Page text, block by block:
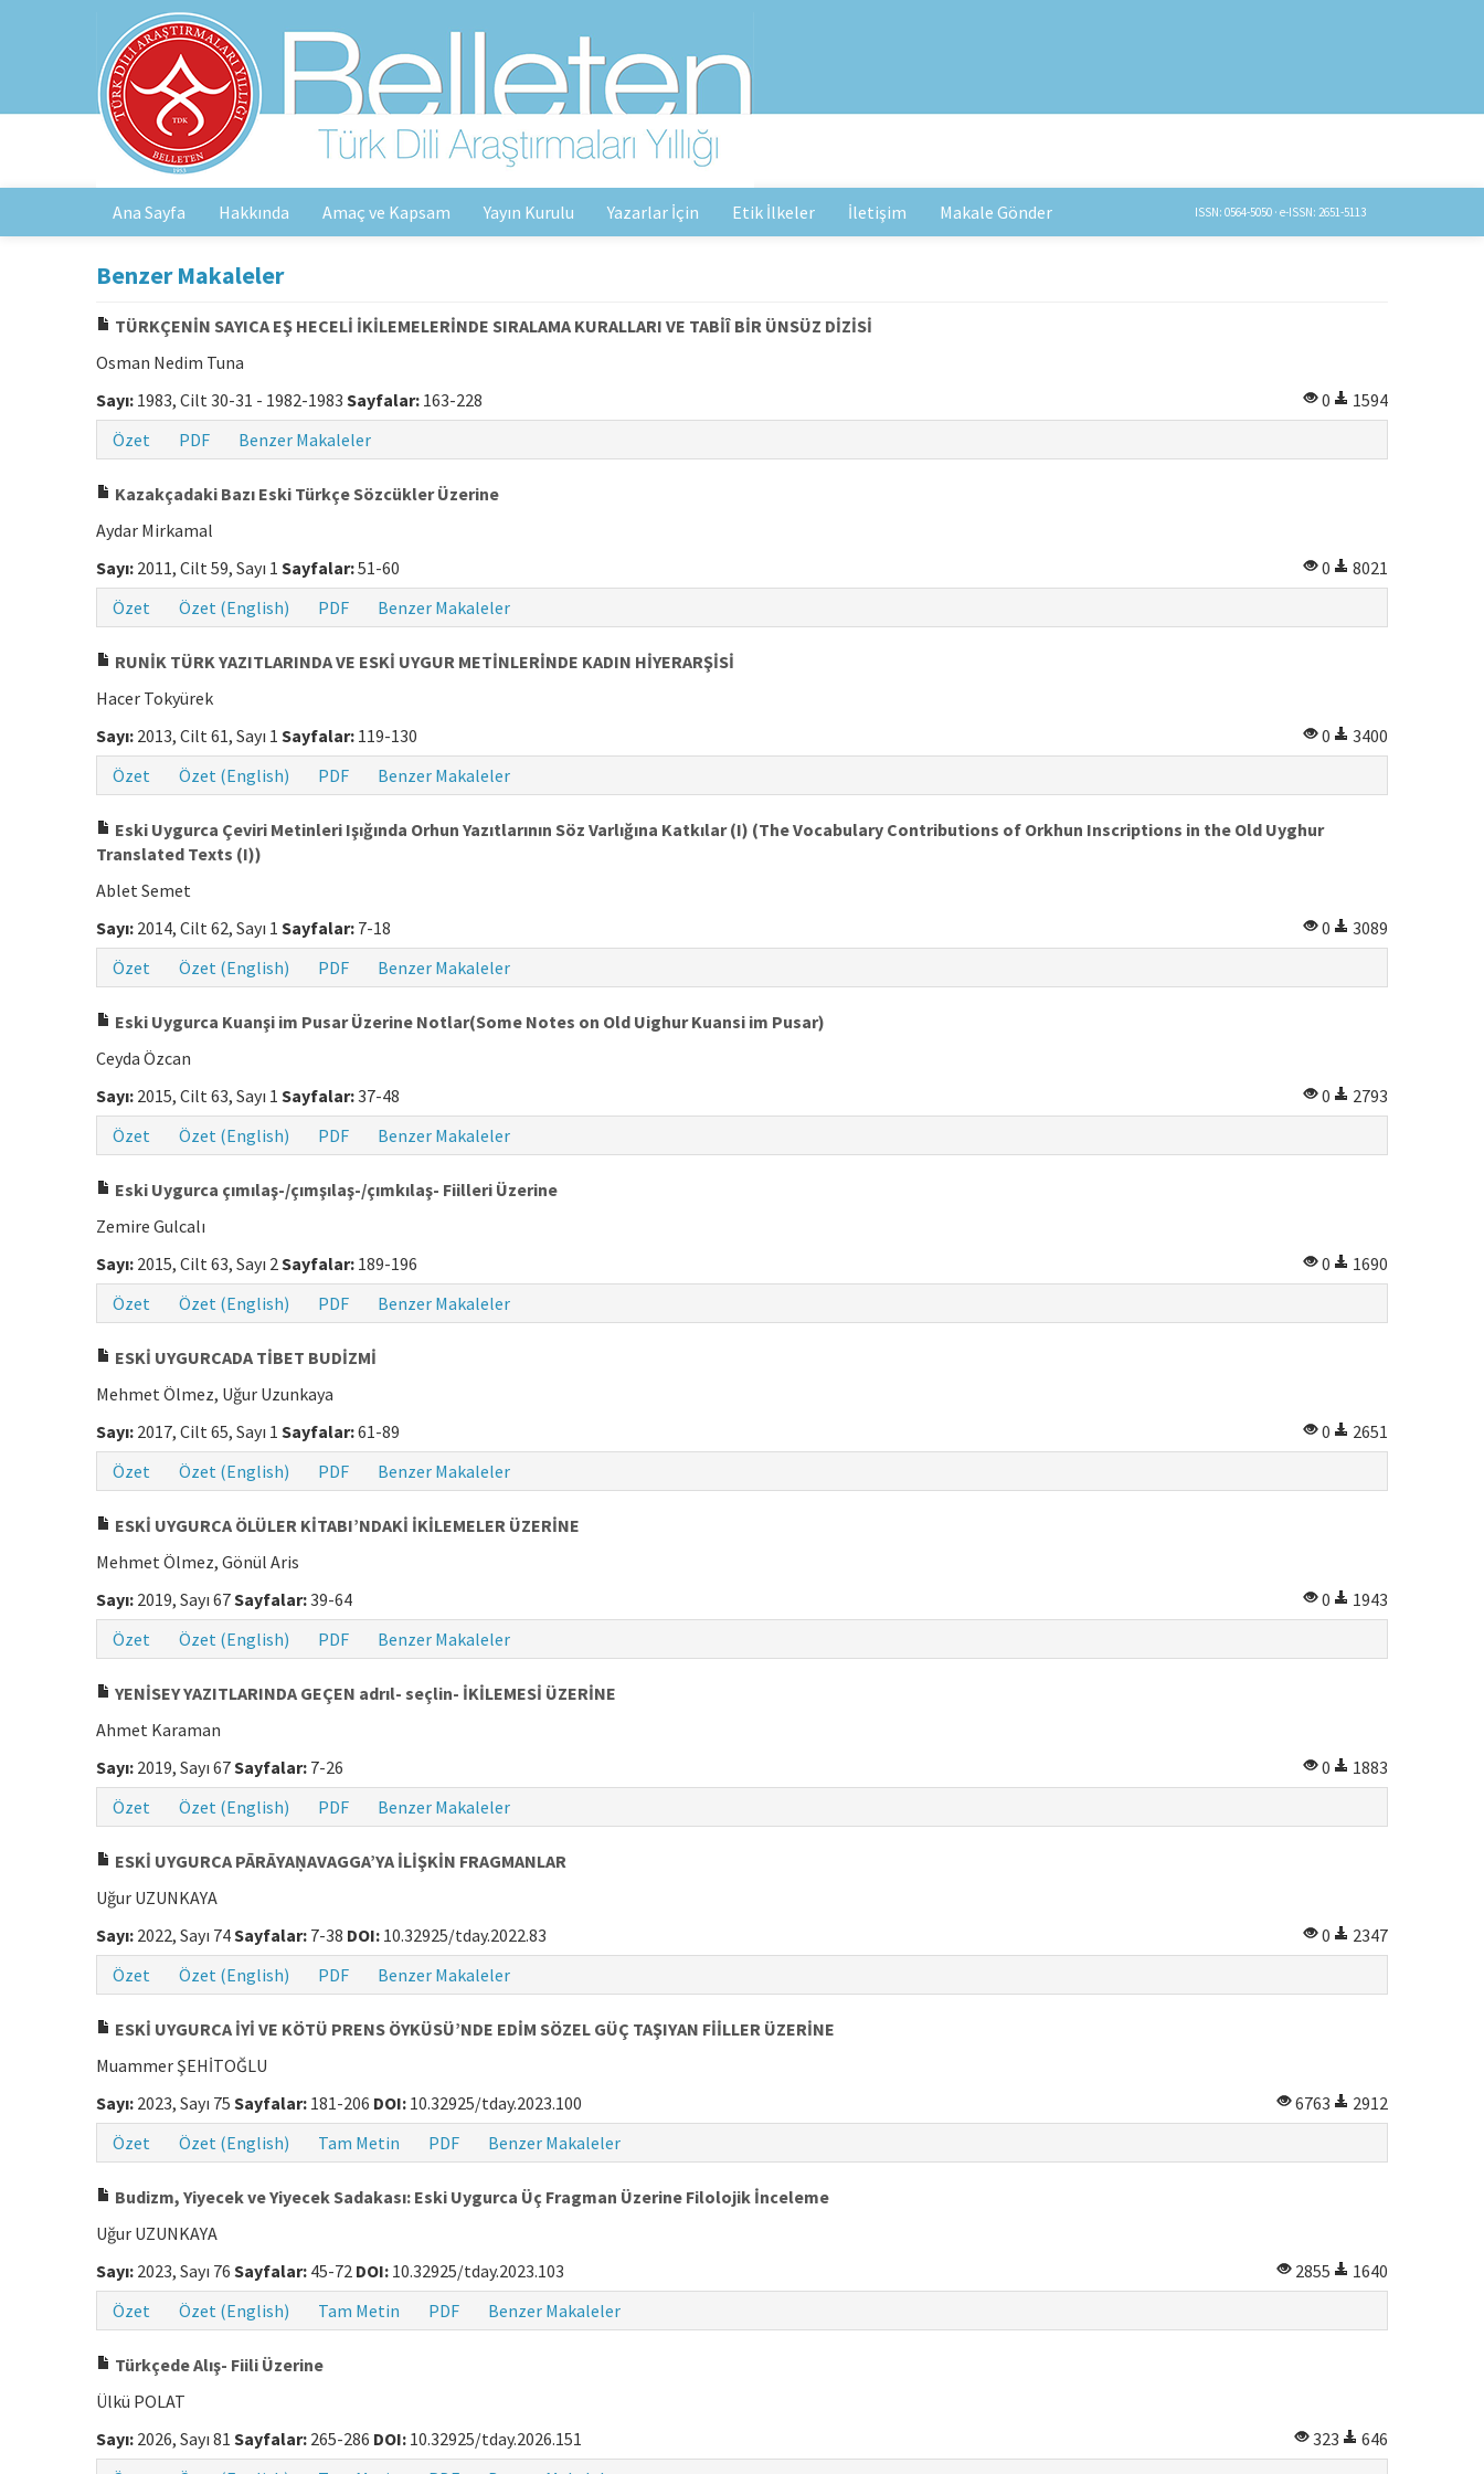
Ana Sayfa Hakkında Amaç ve Kapsam Yayın Kurulu Yazarlar İçin Etik İlkeler İletişim Makale Gönder ISSN: 0564-5050 · e-ISSN: 2651-5113
Benzer Makaleler
TÜRKÇENİN SAYICA EŞ HECELİ İKİLEMELERİNDE SIRALAMA KURALLARI VE TABİÎ BİR ÜNSÜZ DİZİSİ
Osman Nedim Tuna
Sayı: 1983, Cilt 30-31 - 1982-1983 Sayfalar: 163-228 0
1594
Özet
PDF Benzer Makaleler
Kazakçadaki Bazı Eski Türkçe Sözcükler Üzerine
Aydar Mirkamal
Sayı: 2011, Cilt 59, Sayı 1 Sayfalar:51-60 0
8021
Özet
Özet (English) PDF Benzer Makaleler
RUNİK TÜRK YAZITLARINDA VE ESKİ UYGUR METİNLERİNDE KADIN HİYERARŞİSİ
Hacer Tokyürek
Sayı: 2013, Cilt 61, Sayı 1 Sayfalar: 119-130 0
3400
Özet
Özet (English) PDF Benzer Makaleler
Eski Uygurca Çeviri Metinleri Işığında Orhun Yazıtlarının Söz Varlığına Katkılar (I) (The Vocabulary Contributions of Orkhun Inscriptions in the Old Uyghur
Translated Texts (I))
Ablet Semet
Sayı: 2014, Cilt 62, Sayı 1 Sayfalar: 7-18 0
3089
Özet
Özet (English) PDF Benzer Makaleler
Eski Uygurca Kuanşi im Pusar Üzerine Notlar(Some Notes on Old Uighur Kuansi im Pusar)
Ceyda Özcan
Sayı: 2015, Cilt 63, Sayı 1 Sayfalar:37-48 0
2793
Özet
Özet (English) PDF Benzer Makaleler
Eski Uygurca çımılaş-/çımşılaş-/çımkılaş- Fiilleri Üzerine
Zemire Gulcalı
Sayı: 2015, Cilt 63, Sayı 2Sayfalar: 189-196 0
1690
Özet
Özet (English) PDF Benzer Makaleler
ESKİ UYGURCADA TİBET BUDİZMİ
Mehmet Ölmez, Uğur Uzunkaya
Sayı: 2017, Cilt 65, Sayı 1 Sayfalar:61-89 0
2651
Özet
Özet (English) PDF Benzer Makaleler
ESKİ UYGURCA ÖLÜLER KİTABI’NDAKİ İKİLEMELER ÜZERİNE
Mehmet Ölmez, Gönül Aris
Sayı: 2019, Sayı 67Sayfalar:39-64 0
1943
Özet
Özet (English) PDF Benzer Makaleler
YENİSEY YAZITLARINDA GEÇEN adrıl- seçlin- İKİLEMESİ ÜZERİNE
Ahmet Karaman
Sayı: 2019, Sayı 67Sayfalar: 7-26 0
1883
Özet
Özet (English) PDF Benzer Makaleler
ESKİ UYGURCA PĀRĀYAṆAVAGGA’YA İLİŞKİN FRAGMANLAR
Uğur UZUNKAYA
Sayı: 2022, Sayı 74Sayfalar: 7-38 DOI: 10.32925/tday.2022.83 0
2347
Özet
Özet (English) PDF Benzer Makaleler
ESKİ UYGURCA İYİ VE KÖTÜ PRENS ÖYKÜSÜ’NDE EDİM SÖZEL GÜÇ TAŞIYAN FİİLLER ÜZERİNE
Muammer ŞEHİTOĞLU
Sayı: 2023, Sayı 75 Sayfalar: 181-206 DOI: 10.32925/tday.2023.100 6763
2912
Özet
Özet (English) Tam Metin PDF Benzer Makaleler
Budizm, Yiyecek ve Yiyecek Sadakası: Eski Uygurca Üç Fragman Üzerine Filolojik İnceleme
Uğur UZUNKAYA
Sayı: 2023, Sayı 76 Sayfalar: 45-72 DOI: 10.32925/tday.2023.103 2855
1640
Özet
Özet (English) Tam Metin PDF Benzer Makaleler
Türkçede Alış- Fiili Üzerine
Ülkü POLAT
Sayı: 2026, Sayı 81 Sayfalar: 265-286 DOI: 10.32925/tday.2026.151 323
646